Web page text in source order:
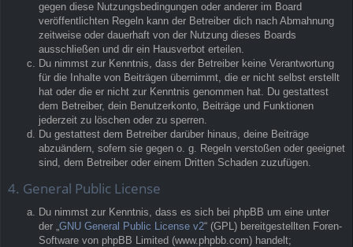
gegen diese Nutzungsbedingungen oder anderer im Board
veröffentlichten Regeln kann der Betreiber dich nach Abmahnung
zeitweise oder dauerhaft von der Nutzung dieses Boards
ausschließen und dir ein Hausverbot erteilen.
Du nimmst zur Kenntnis, dass der Betreiber keine Verantwortung
für die Inhalte von Beiträgen übernimmt, die er nicht selbst erstellt
hat oder die er nicht zur Kenntnis genommen hat. Du gestattest
dem Betreiber, dein Benutzerkonto, Beiträge und Funktionen
jederzeit zu löschen oder zu sperren.
Du gestattest dem Betreiber darüber hinaus, deine Beiträge
abzuändern, sofern sie gegen o. g. Regeln verstoßen oder geeignet
sind, dem Betreiber oder einem Dritten Schaden zuzufügen.
4. General Public License
Du nimmst zur Kenntnis, dass es sich bei phpBB um eine unter
der „GNU General Public License v2“ (GPL) bereitgestellten Foren-
Software von phpBB Limited (www.phpbb.com) handelt;